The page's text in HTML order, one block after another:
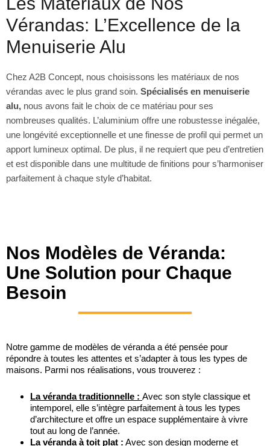
Vérandas: L’Excellence de la
Menuiserie Alu
Chez A2B Concept, nous choisissons les matériaux de nos
vérandas avec le plus grand soin. Spécialisés en menuiserie
alu, nous avons fait le choix de ce matériau pour ses
nombreuses qualités. L’aluminium offre une robustesse inégalée,
une longévité exceptionnelle et une finesse de profil qui permet un
apport lumineux optimal. De plus, il ne requiert que peu d’entretien
et est disponible dans une multitude de finitions pour s’harmoniser
parfaitement à chaque style d’habitat.
Nos Modèles de Véranda:
Une Solution pour Chaque
Besoin
Notre gamme de modèles de véranda a été pensée pour
répondre à toutes les attentes et s’adapter à tous les types de
maisons. Parmi nos réalisations, vous trouverez :
La véranda traditionnelle : Avec son style classique et
intemporel, elle s’intègre parfaitement à tous les types
d’architecture et offre un espace supplémentaire à vivre
tout au long de l’année.
La véranda à toit plat : Avec son design moderne et